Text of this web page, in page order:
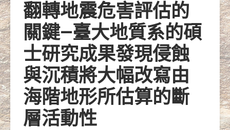
翻轉地震危害評估的
關鍵—臺大地質系的碩
士研究成果發現侵蝕
與沉積將大幅改寫由
海階地形所估算的斷
層活動性